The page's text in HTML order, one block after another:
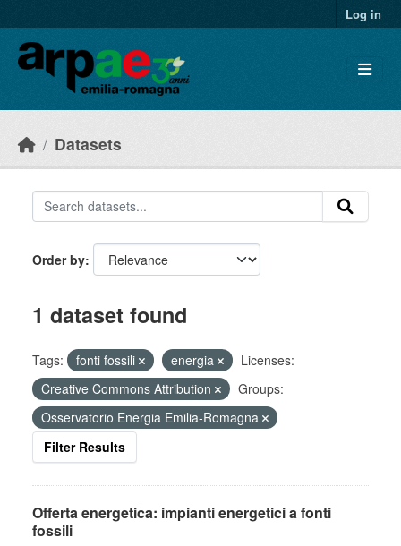
Log in
Datasets
Order by
1 dataset found
Tags: fonti fossili energia
Licenses:
Creative Commons Attribution
Groups:
Osservatorio Energia Emilia-Romagna
Filter Results
Offerta energetica: impianti energetici a fonti
fossili